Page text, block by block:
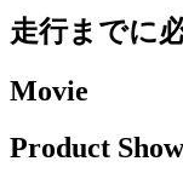
走行までに
Movie
Product